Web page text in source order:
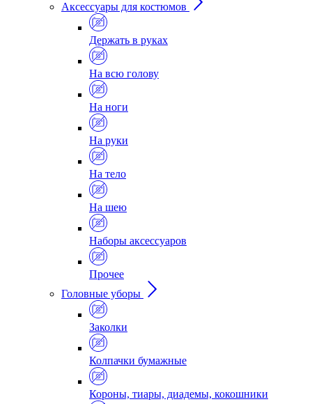
Аксессуары для костюмов
Держать в руках
На всю голову
На ноги
На руки
На тело
На шею
Наборы аксессуаров
Прочее
Головные уборы
Заколки
Колпачки бумажные
Короны, тиары, диадемы, кокошники